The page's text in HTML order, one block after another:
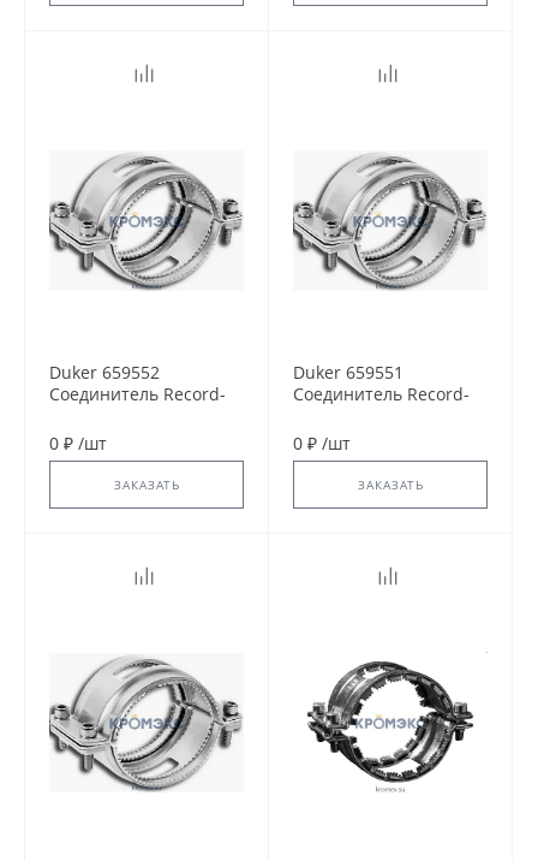
Duker 659552
Соединитель Record-
0 ₽ /шт
ЗАКАЗАТЬ
Duker 659551
Соединитель Record-
0 ₽ /шт
ЗАКАЗАТЬ